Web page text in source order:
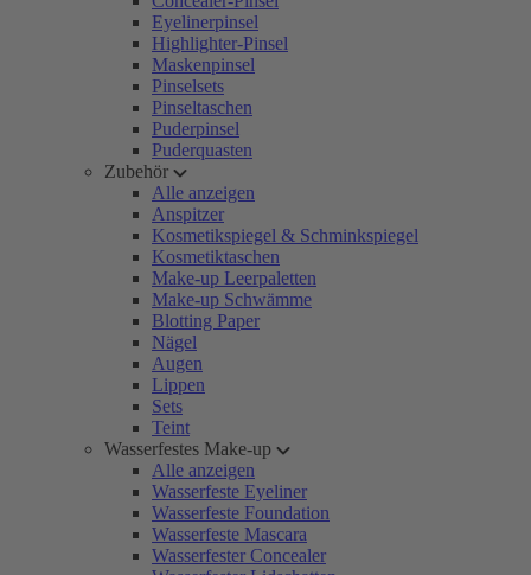
Eyelinerpinsel
Highlighter-Pinsel
Maskenpinsel
Pinselsets
Pinseltaschen
Puderpinsel
Puderquasten
Zubehör
Alle anzeigen
Anspitzer
Kosmetikspiegel & Schminkspiegel
Kosmetiktaschen
Make-up Leerpaletten
Make-up Schwämme
Blotting Paper
Nägel
Augen
Lippen
Sets
Teint
Wasserfestes Make-up
Alle anzeigen
Wasserfeste Eyeliner
Wasserfeste Foundation
Wasserfeste Mascara
Wasserfester Concealer